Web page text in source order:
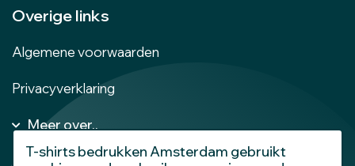
Overige links
Algemene voorwaarden
Privacyverklaring
Meer over..
Kleding bedrukken Amsterdam
T-shirts bedrukken Amsterdam gebruikt